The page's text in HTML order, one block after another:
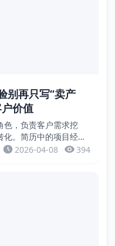
别再只写“卖产
价值
色，负责客户需求挖
。简历中的项目经验
量化成果。招聘方关
2026-04-08 394